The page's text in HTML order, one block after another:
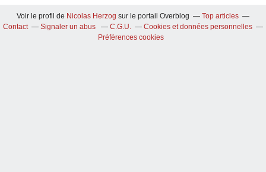
Voir le profil de Nicolas Herzog sur le portail Overblog
Top articles
Contact
Signaler un abus C.G.U.
Cookies et données personnelles
Préférences cookies